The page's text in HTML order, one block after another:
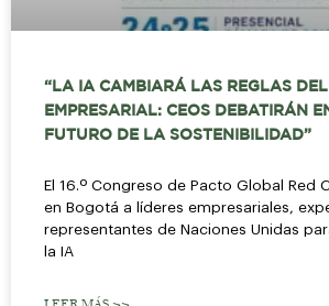
“LA IA CAMBIARÁ LAS REGLAS
EMPRESARIAL: CEOS DEBATIRÁN
FUTURO DE LA SOSTENIBILIDAD”
El 16.º Congreso de Pacto Global Red
en Bogotá a líderes empresariales,
representantes de Naciones Unidas
la IA